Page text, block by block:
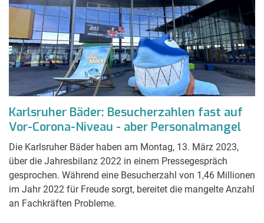
Karlsruher Bäder: Besucherzahlen fast auf
Vor-Corona-Niveau - aber Personalmangel
Die Karlsruher Bäder haben am Montag, 13. März 2023,
über die Jahresbilanz 2022 in einem Pressegespräch
gesprochen. Während eine Besucherzahl von 1,46 Millionen
im Jahr 2022 für Freude sorgt, bereitet die mangelte Anzahl
an Fachkräften Probleme.